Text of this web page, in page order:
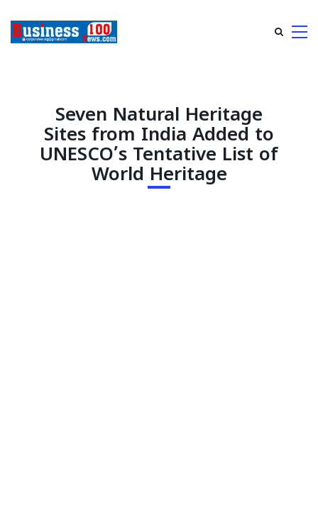
Seven Natural Heritage
Sites from India Added to
UNESCO’s Tentative List of
World Heritage